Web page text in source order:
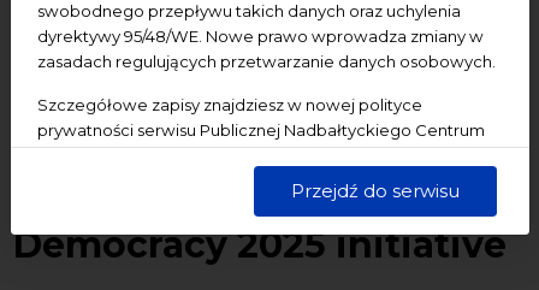
swobodnego przepływu takich danych oraz uchylenia
dyrektywy 95/48/WE. Nowe prawo wprowadza zmiany w
zasadach regulujących przetwarzanie danych osobowych.
Szczegółowe zapisy znajdziesz w nowej polityce
prywatności serwisu Publicznej Nadbałtyckiego Centrum
dane są przetwarzane w sposób bezpieczny, z należytą
starannością i zgodnie z obowiązującymi przepisami.
Przejdź do serwisu
The future of the Baltic
Sea Region depends on
you! OPEN CALL to the
Baltic Youth Waves for
Democracy 2025 initiative